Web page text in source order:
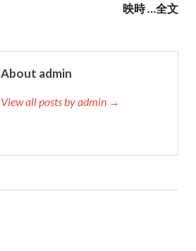
映時 …全文
About admin
View all posts by admin →